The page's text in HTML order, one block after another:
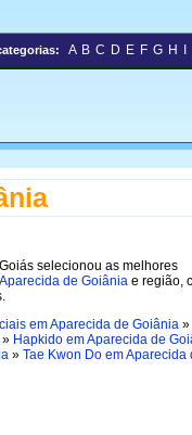
A B C D E F G H
selecionou as melhores
de Goiânia e região,
em Aparecida de Goiânia »
» Hapkido em Aparecida de
» Tae Kwon Do em Aparecida